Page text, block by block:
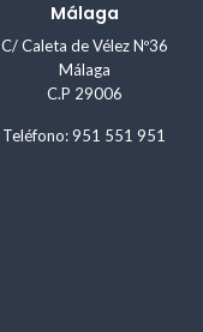
Málaga
C/ Caleta de Vélez Nº36
Málaga
C.P 29006
Teléfono: 951 551 951